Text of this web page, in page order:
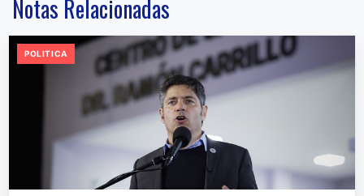
Notas Relacionadas
POLITICA